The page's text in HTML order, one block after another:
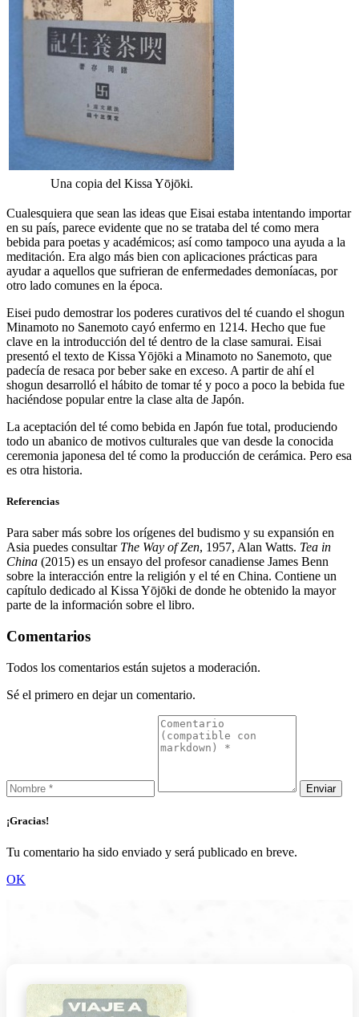
Una copia del Kissa Yōjōki.
Cualesquiera que sean las ideas que Eisai estaba intentando importar
en su país, parece evidente que no se trataba del té como mera
bebida para poetas y académicos; así como tampoco una ayuda a la
meditación. Era algo más bien con aplicaciones prácticas para
ayudar a aquellos que sufrieran de enfermedades demoníacas, por
otro lado comunes en la época.
Eisei pudo demostrar los poderes curativos del té cuando el shogun
Minamoto no Sanemoto cayó enfermo en 1214. Hecho que fue
clave en la introducción del té dentro de la clase samurai. Eisai
presentó el texto de Kissa Yōjōki a Minamoto no Sanemoto, que
padecía de resaca por beber sake en exceso. A partir de ahí el
shogun desarrolló el hábito de tomar té y poco a poco la bebida fue
haciéndose popular entre la clase alta de Japón.
La aceptación del té como bebida en Japón fue total, produciendo
todo un abanico de motivos culturales que van desde la conocida
ceremonia japonesa del té como la producción de cerámica. Pero esa
es otra historia.
Referencias
Para saber más sobre los orígenes del budismo y su expansión en
Asia puedes consultar The Way of Zen, 1957, Alan Watts. Tea in
China (2015) es un ensayo del profesor canadiense James Benn
sobre la interacción entre la religión y el té en China. Contiene un
capítulo dedicado al Kissa Yōjōki de donde he obtenido la mayor
parte de la información sobre el libro.
Comentarios
Todos los comentarios están sujetos a moderación.
Sé el primero en dejar un comentario.
¡Gracias!
Tu comentario ha sido enviado y será publicado en breve.
OK